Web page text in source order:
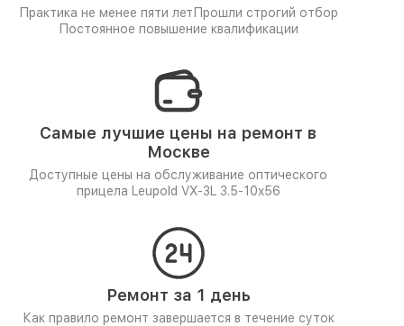
Практика не менее пяти лет Прошли строгий отбор
Постоянное повышение квалификации
Самые лучшие цены на ремонт в
Москве
Доступные цены на обслуживание оптического
прицела Leupold VX-3L 3.5-10x56
Ремонт за 1 день
Как правило ремонт завершается в течение суток